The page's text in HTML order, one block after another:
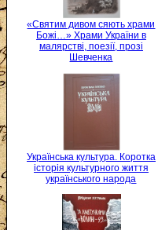
«Святим дивом сяють храми
Божі…» Храми України в
малярстві, поезії, прозі
Шевченка
Українська культура. Коротка
історія культурного життя
українського народа